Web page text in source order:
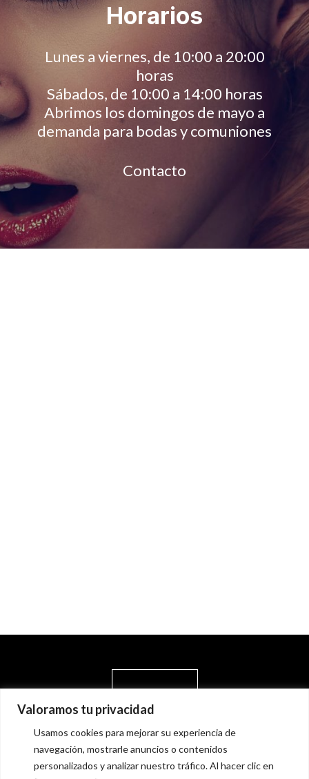
Valoramos tu privacidad
Usamos cookies para mejorar su experiencia de
navegación, mostrarle anuncios o contenidos
personalizados y analizar nuestro tráfico. Al hacer clic en
Horarios
Lunes a viernes, de 10:00 a 20:00
horas
Sábados, de 10:00 a 14:00 horas
Abrimos los domingos de mayo a
demanda para bodas y comuniones
Contacto
Calle Isabel de Farnesio, 18